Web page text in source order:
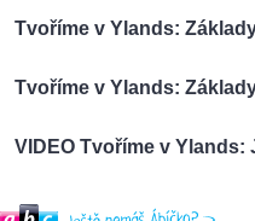
Tvoříme v Ylands:
Tvoříme v Ylands:
VIDEO Tvoříme v